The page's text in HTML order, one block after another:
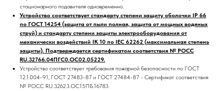
стационарного подавителя одновременно.
Устройство соответствует стандарту степени защиту оболочки IP 66
по ГОСТ 14254 (защита от пыли полная, защита от мощных водяных
струй) и стандарту степени защиты электрооборудования от
механически воздействий IK 10 по IEC 62262 (максимальная степень
защиты). Подтверждается сертификатом соответствия № РОСС
RU.32766.04ПГС0.ОС02.05229.
Устройство соответствует требования пожарной безопасности по ГОСТ
12.1.004-91, ГОСТ 27483-87 и ГОСТ 27484-87 - Сертификат соответствия
№ РОСС RU.32623.ОС15ПБ.16783.